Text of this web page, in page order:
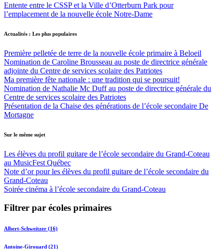
Entente entre le CSSP et la Ville d’Otterburn Park pour
l’emplacement de la nouvelle école Notre-Dame
Actualités : Les plus populaires
Première pelletée de terre de la nouvelle école primaire à Beloeil
Nomination de Caroline Brousseau au poste de directrice générale
adjointe du Centre de services scolaire des Patriotes
Ma première fête nationale : une tradition qui se poursuit!
Nomination de Nathalie Mc Duff au poste de directrice générale du
Centre de services scolaire des Patriotes
Présentation de la Chaise des générations de l’école secondaire De
Mortagne
Sur le même sujet
Les élèves du profil guitare de l’école secondaire du Grand-Coteau
au MusicFest Québec
Note d’or pour les élèves du profil guitare de l’école secondaire du
Grand-Coteau
Soirée cinéma à l’école secondaire du Grand-Coteau
Filtrer par écoles primaires
Albert-Schweitzer (16)
Antoine-Girouard (21)